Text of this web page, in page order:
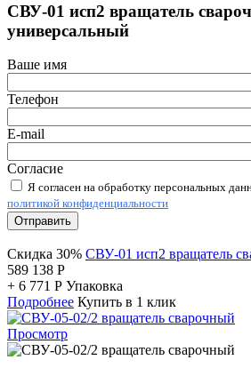
СВУ-01 исп2 вращатель
универсальный
Ваше имя
Телефон
E-mail
Согласие
Я согласен на обработку персональных
политикой конфиденциальности
Отправить
Скидка 30% СВУ-01 исп2 вращатель
589 138 Р
+ 6 771 Р Упаковка
Подробнее Купить в 1 клик
Просмотр